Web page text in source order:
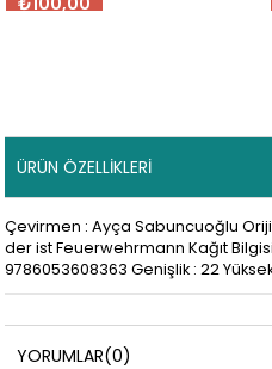
ÜRÜN ÖZELLIKLERI
Çevirmen : Ayça Sabuncuoğlu
der ist Feuerwehrmann Kağıt Bilgisi :
9786053608363 Genişlik : 22
YORUMLAR(0)